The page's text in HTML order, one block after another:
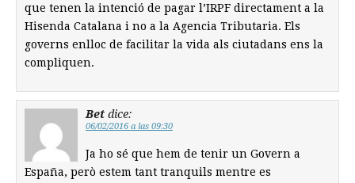
que tenen la intenció de pagar l’IRPF directament a la
Hisenda Catalana i no a la Agencia Tributaria. Els
governs enlloc de facilitar la vida als ciutadans ens la
compliquen.
Bet dice:
06/02/2016 a las 09:30
Ja ho sé que hem de tenir un Govern a
España, però estem tant tranquils mentre es